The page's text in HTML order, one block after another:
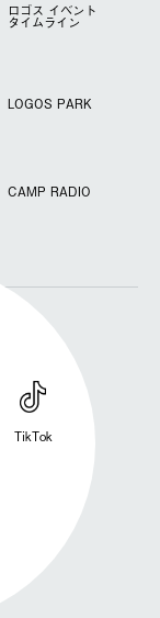
ロゴス イベント
タイムライン
LOGOS PARK
CAMP RADIO
TikTok